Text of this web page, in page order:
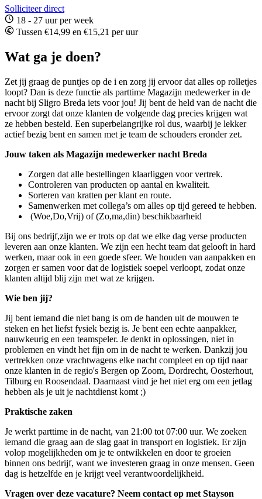
Solliciteer direct
18 - 27 uur per week
Tussen €14,99 en €15,21 per uur
Wat ga je doen?
Zet jij graag de puntjes op de i en zorg jij ervoor dat alles op rolletjes
loopt? Dan is deze functie als parttime Magazijn medewerker in de
nacht bij Sligro Breda iets voor jou! Jij bent de held van de nacht die
ervoor zorgt dat onze klanten de volgende dag precies krijgen wat
ze hebben besteld. Een superbelangrijke rol dus, waarbij je lekker
actief bezig bent en samen met je team de schouders eronder zet.
Jouw taken als Magazijn medewerker nacht Breda
Zorgen dat alle bestellingen klaarliggen voor vertrek.
Controleren van producten op aantal en kwaliteit.
Sorteren van kratten per klant en route.
Samenwerken met collega’s om alles op tijd gereed te hebben.
(Woe,Do,Vrij) of (Zo,ma,din) beschikbaarheid
Bij ons bedrijf,zijn we er trots op dat we elke dag verse producten
leveren aan onze klanten. We zijn een hecht team dat gelooft in hard
werken, maar ook in een goede sfeer. We houden van aanpakken en
zorgen er samen voor dat de logistiek soepel verloopt, zodat onze
klanten altijd blij zijn met wat ze krijgen.
Wie ben jij?
Jij bent iemand die niet bang is om de handen uit de mouwen te
steken en het liefst fysiek bezig is. Je bent een echte aanpakker,
nauwkeurig en een teamspeler. Je denkt in oplossingen, niet in
problemen en vindt het fijn om in de nacht te werken. Dankzij jou
vertrekken onze vrachtwagens elke nacht compleet en op tijd naar
onze klanten in de regio's Bergen op Zoom, Dordrecht, Oosterhout,
Tilburg en Roosendaal. Daarnaast vind je het niet erg om een jetlag
hebben als je uit je nachtdienst komt ;)
Praktische zaken
Je werkt parttime in de nacht, van 21:00 tot 07:00 uur. We zoeken
iemand die graag aan de slag gaat in transport en logistiek. Er zijn
volop mogelijkheden om je te ontwikkelen en door te groeien
binnen ons bedrijf, want we investeren graag in onze mensen. Geen
dag is hetzelfde en je krijgt veel verantwoordelijkheid.
Vragen over deze vacature? Neem contact op met Stayson